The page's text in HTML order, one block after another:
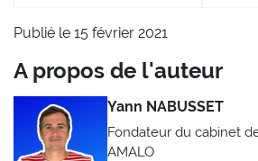
Publié le 15 février 2021
A propos de l'auteur
Yann NABUSSET
Fondateur du cabinet
AMALO